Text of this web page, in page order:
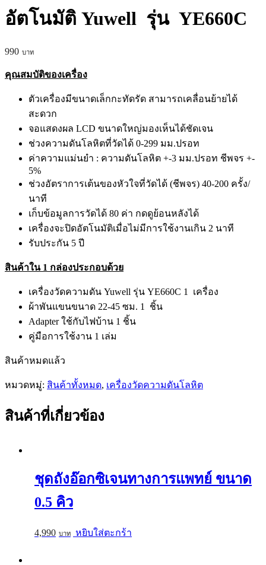
อัตโนมัติ Yuwell รุ่น YE660C
990
คุณสมบัติของเครื่อง
ตัวเครื่องมีขนาดเล็กกะทัดรัด สามารถเคลื่อนย้ายได้
สะดวก
จอแสดงผล LCD ขนาดใหญ่มองเห็นได้ชัดเจน
ช่วงความดันโลหิตที่วัดได้ 0-299 มม.ปรอท
ค่าความแม่นยำ : ความดันโลหิต +-3 มม.ปรอท ชีพจร +-
5%
ช่วงอัตราการเต้นของหัวใจที่วัดได้ (ชีพจร) 40-200 ครั้ง/
นาที
เก็บข้อมูลการวัดได้ 80 ค่า กดดูย้อนหลังได้
เครื่องจะปิดอัตโนมัติเมื่อไม่มีการใช้งานเกิน 2 นาที
รับประกัน 5 ปี
สินค้าใน 1 กล่องประกอบด้วย
เครื่องวัดความดัน Yuwell รุ่น YE660C 1 เครื่อง
ผ้าพันแขนขนาด 22-45 ซม. 1 ชิ้น
Adapter ใช้กับไฟบ้าน 1 ชิ้น
คู่มือการใช้งาน 1 เล่ม
สินค้าหมดแล้ว
หมวดหมู่: สินค้าทั้งหมด, เครื่องวัดความดันโลหิต
สินค้าที่เกี่ยวข้อง
ชุดถังอ๊อกซิเจนทางการแพทย์ ขนาด
0.5 คิว
4,990 หยิบใส่ตะกร้า